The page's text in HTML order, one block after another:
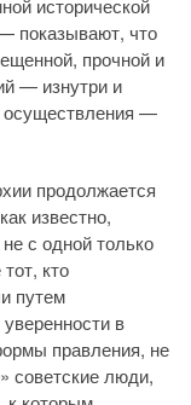
историчес­кой
показы­вают, что
прочной и
— изнутри и
осуществления —
продол­жается
известно,
с одной только
кто
путем
в
правления, не
советские люди,